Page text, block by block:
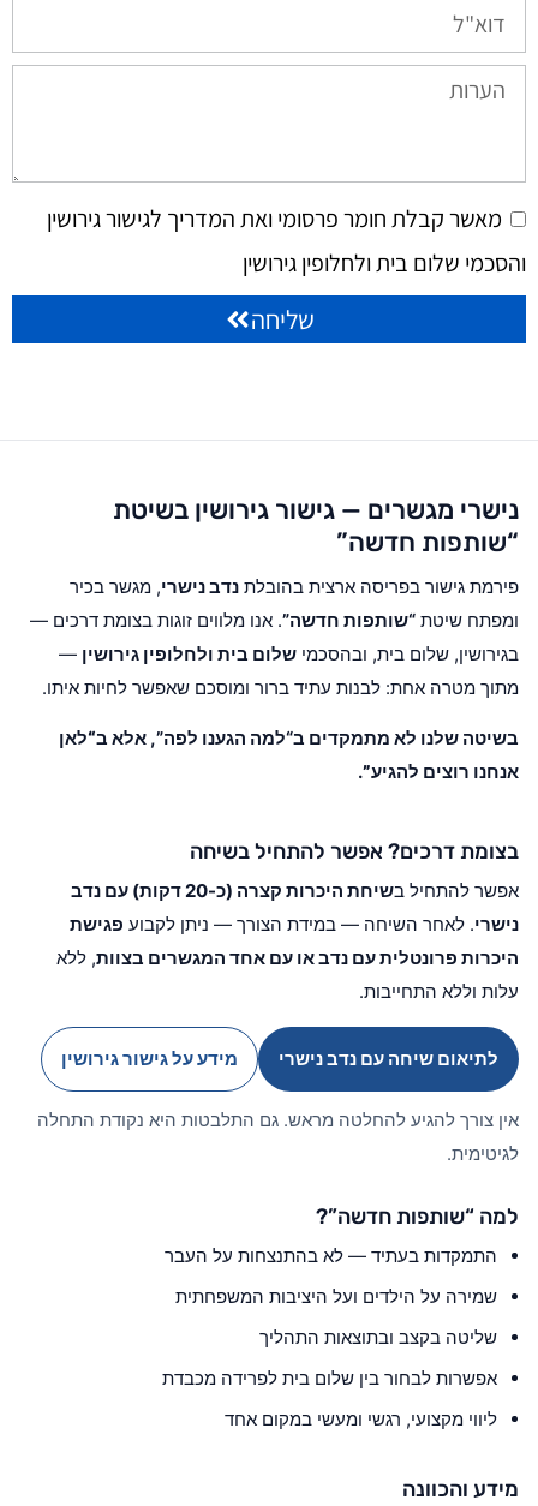
מאשר קבלת חומר פרסומי ואת המדריך לגישור גירושין
והסכמי שלום בית ולחלופין גירושין
שליחה
נישרי מגשרים — גישור גירושין בשיטת
“שותפות חדשה”
פירמת גישור בפריסה ארצית בהובלת נדב נישרי, מגשר בכיר
ומפתח שיטת “שותפות חדשה”. אנו מלווים זוגות בצומת דרכים —
בגירושין, שלום בית, ובהסכמי שלום בית ולחלופין גירושין —
מתוך מטרה אחת: לבנות עתיד ברור ומוסכם שאפשר לחיות איתו.
בשיטה שלנו לא מתמקדים ב“למה הגענו לפה”, אלא ב“לאן
אנחנו רוצים להגיע”.
בצומת דרכים? אפשר להתחיל בשיחה
אפשר להתחיל ב
שיחת היכרות קצרה (כ-20 דקות) עם נדב
נישרי. לאחר השיחה — במידת הצורך — ניתן לקבוע פגישת
היכרות פרונטלית עם נדב או עם אחד המגשרים בצוות, ללא
עלות וללא התחייבות.
לתיאום שיחה עם נדב נישרי מידע על גישור גירושין
אין צורך להגיע להחלטה מראש. גם התלבטות היא נקודת התחלה
לגיטימית.
למה “שותפות חדשה”?
התמקדות בעתיד — לא בהתנצחות על העבר
שמירה על הילדים ועל היציבות המשפחתית
שליטה בקצב ובתוצאות התהליך
אפשרות לבחור בין שלום בית לפרידה מכבדת
ליווי מקצועי, רגשי ומעשי במקום אחד
מידע והכוונה